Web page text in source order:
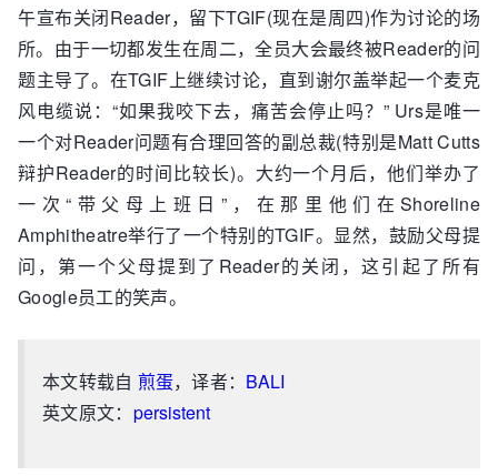
午宣布关闭Reader，留下TGIF(现在是周四)作为讨论的场
所。由于一切都发生在周二，全员大会最终被Reader的问
题主导了。在TGIF上继续讨论，直到谢尔盖举起一个麦克
风电缆说：“如果我咬下去，痛苦会停止吗？” Urs是唯一
一个对Reader问题有合理回答的副总裁(特别是Matt Cutts
辩护Reader的时间比较长)。大约一个月后，他们举办了
一次“带父母上班日”，在那里他们在Shoreline
Amphitheatre举行了一个特别的TGIF。显然，鼓励父母提
问，第一个父母提到了Reader的关闭，这引起了所有
Google员工的笑声。
本文转载自 煎蛋，译者： BALI
英文原文： persistent